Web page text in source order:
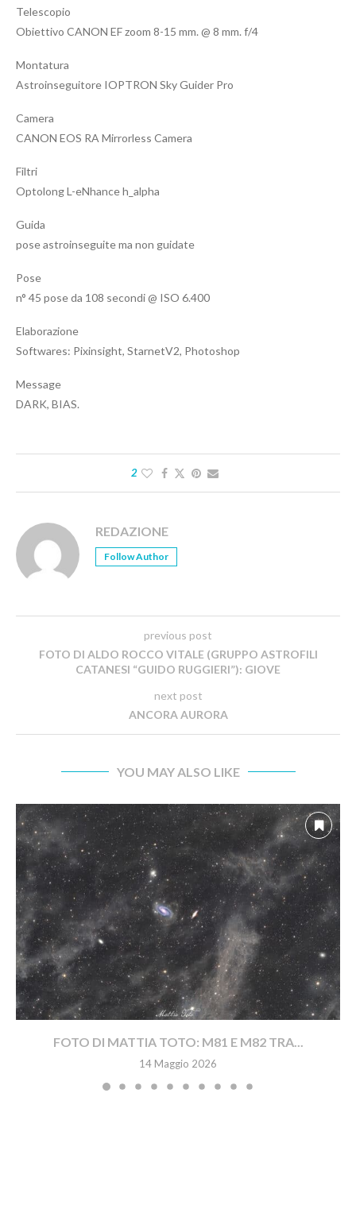
Telescopio
Obiettivo CANON EF zoom 8-15 mm. @ 8 mm. f/4
Montatura
Astroinseguitore IOPTRON Sky Guider Pro
Camera
CANON EOS RA Mirrorless Camera
Filtri
Optolong L-eNhance h_alpha
Guida
pose astroinseguite ma non guidate
Pose
n° 45 pose da 108 secondi @ ISO 6.400
Elaborazione
Softwares: Pixinsight, StarnetV2, Photoshop
Message
DARK, BIAS.
2
REDAZIONE
Follow Author
previous post
FOTO DI ALDO ROCCO VITALE (GRUPPO ASTROFILI
CATANESI “GUIDO RUGGIERI”): GIOVE
next post
ANCORA AURORA
YOU MAY ALSO LIKE
FOTO DI MATTIA TOTO: M81 E M82 TRA...
14 Maggio 2026